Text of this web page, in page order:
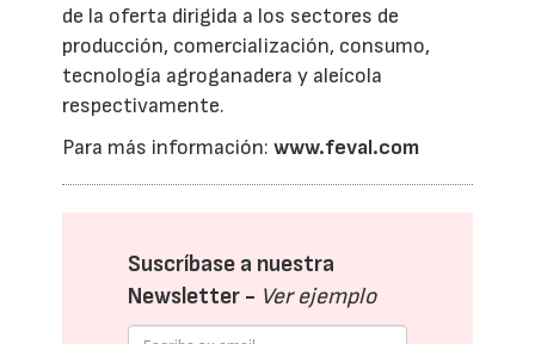
de la oferta dirigida a los sectores de
producción, comercialización, consumo,
tecnología agroganadera y aleícola
respectivamente.
Para más información:www.feval.com
Suscríbase a nuestra
Newsletter - Ver ejemplo